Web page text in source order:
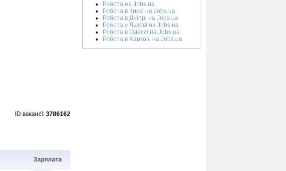
ID вакансї: 3786162
Зарплата
Робота на Jobs.ua
Робота в Києві на Jobs.ua
Робота в Дніпрі на Jobs.ua
Робота у Львові на Jobs.ua
Робота в Одессі на Jobs.ua
Робота в Харкові на Jobs.ua